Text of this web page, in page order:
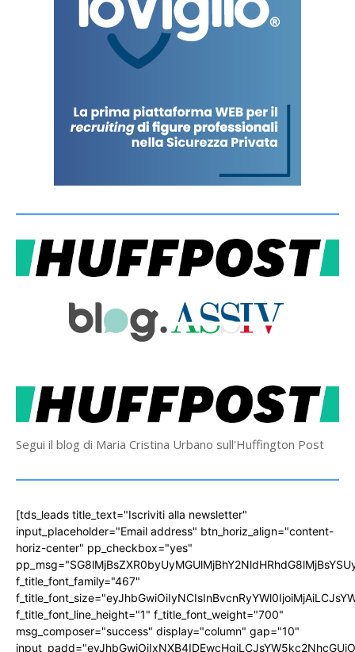
Segui il blog di Maria Cristina Urbano sull'Huffington Post
[tds_leads title_text="Iscriviti alla newsletter"
input_placeholder="Email address" btn_horiz_align="content-
horiz-center" pp_checkbox="yes"
f_title_font_family="467"
f_title_font_line_height="1" f_title_font_weight="700"
msg_composer="success" display="column" gap="10"